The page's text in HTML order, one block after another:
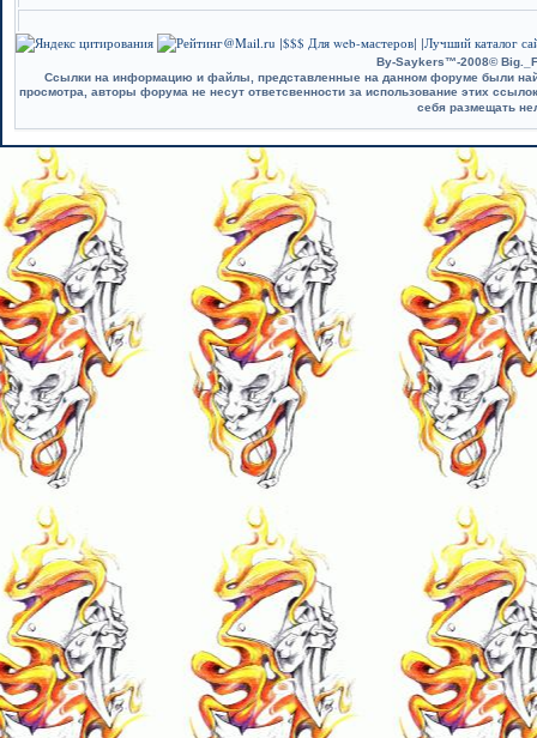
$$$ Для web-мастеров Лучший каталог
By-Saykers™-2008©
Ссылки на информацию и файлы, представленные на данном форуме были
просмотра, авторы форума не несут ответсвенности за использование этих
себя размещать